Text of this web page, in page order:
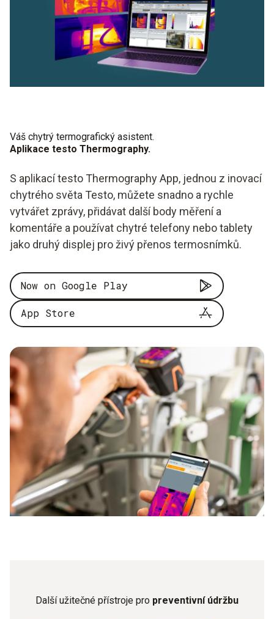
Váš chytrý termografický asistent.
Aplikace testo Thermography.
S aplikací testo Thermography App, jednou z inovací
chytrého světa Testo, můžete snadno a rychle
vytvářet zprávy, přidávat další body měření a
komentáře a používat chytré telefony nebo tablety
jako druhý displej pro živý přenos termosnímků.
Now on Google Play
App Store
Další užitečné přístroje pro preventivní údržbu